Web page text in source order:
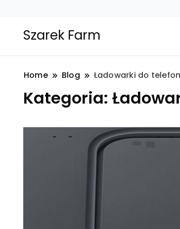
Szarek Farm
Home Blog Ładowarki do
Kategoria: